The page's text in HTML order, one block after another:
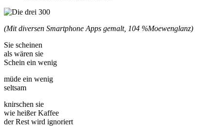
(Mit diversen Smartphone Apps gemalt, 104 %Moewenglanz)
Sie scheinen
als wären sie
Schein ein wenig
müde ein wenig
seltsam
knirschen sie
wie heißer Kaffee
der Rest wird ignoriert